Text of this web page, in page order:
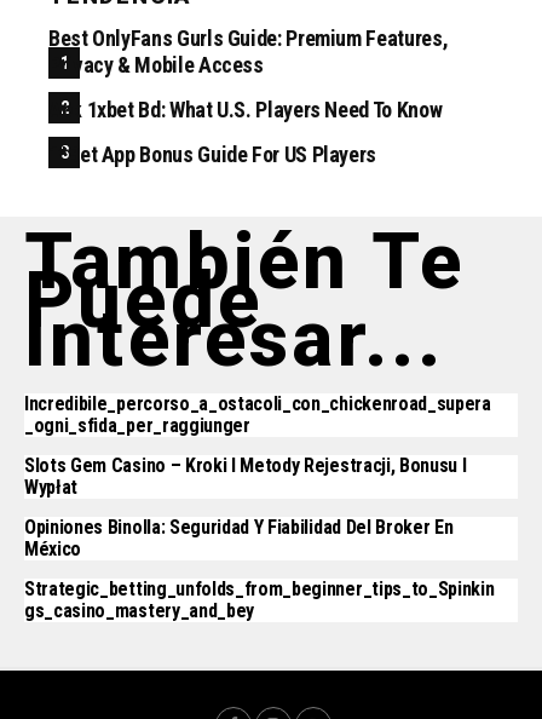
Best OnlyFans Gurls Guide: Premium Features,
Privacy & Mobile Access
Apk 1xbet Bd: What U.S. Players Need To Know
1*bet App Bonus Guide For US Players
También Te
Puede
Interesar...
Incredibile_percorso_a_ostacoli_con_chickenroad_supera
_ogni_sfida_per_raggiunger
Slots Gem Casino – Kroki I Metody Rejestracji, Bonusu I
Wypłat
Opiniones Binolla: Seguridad Y Fiabilidad Del Broker En
México
Strategic_betting_unfolds_from_beginner_tips_to_Spinkin
Gs_casino_mastery_and_bey